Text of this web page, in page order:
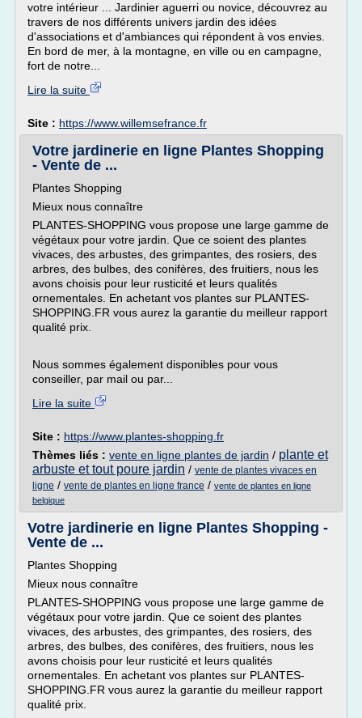
votre intérieur ... Jardinier aguerri ou novice, découvrez au
travers de nos différents univers jardin des idées
d'associations et d'ambiances qui répondent à vos envies.
En bord de mer, à la montagne, en ville ou en campagne,
fort de notre...
Lire la suite
Site : https://www.willemsefrance.fr
Votre jardinerie en ligne Plantes Shopping
- Vente de ...
Plantes Shopping
Mieux nous connaître
PLANTES-SHOPPING vous propose une large gamme de
végétaux pour votre jardin. Que ce soient des plantes
vivaces, des arbustes, des grimpantes, des rosiers, des
arbres, des bulbes, des conifères, des fruitiers, nous les
avons choisis pour leur rusticité et leurs qualités
ornementales. En achetant vos plantes sur PLANTES-
SHOPPING.FR vous aurez la garantie du meilleur rapport
qualité prix.
Nous sommes également disponibles pour vous
conseiller, par mail ou par...
Lire la suite
Site : https://www.plantes-shopping.fr
Thèmes liés : vente en ligne plantes de jardin / plante et
arbuste et tout poure jardin / vente de plantes vivaces en
ligne / vente de plantes en ligne france / vente de plantes en ligne
belgique
Votre jardinerie en ligne Plantes Shopping -
Vente de ...
Plantes Shopping
Mieux nous connaître
PLANTES-SHOPPING vous propose une large gamme de
végétaux pour votre jardin. Que ce soient des plantes
vivaces, des arbustes, des grimpantes, des rosiers, des
arbres, des bulbes, des conifères, des fruitiers, nous les
avons choisis pour leur rusticité et leurs qualités
ornementales. En achetant vos plantes sur PLANTES-
SHOPPING.FR vous aurez la garantie du meilleur rapport
qualité prix.